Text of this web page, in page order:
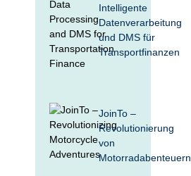
Intelligente
Datenverarbeitung
und DMS für
Transportfinanzen
JoinTo –
Revolutionierung
von
Motorradabenteuern